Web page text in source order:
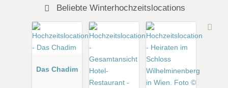
Beliebte Winterhochzeitslocations
Das Chadim